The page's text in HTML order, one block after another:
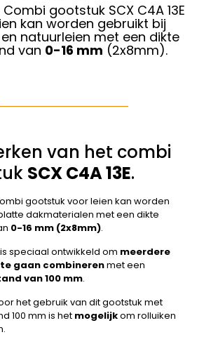
Combi gootstuk SCX C4A 13E
kan worden gebruikt bij
natuurleien met een dikte
van 0-16 mm (2x8mm).
van het combi
SCX C4A 13E.
gootstuk voor leien kan worden
dakmaterialen met een dikte
0-16 mm (2x8mm).
speciaal ontwikkeld om meerdere
gaan combinerenmet een
van 100 mm.
het gebruik van dit gootstuk met
100 mm is het mogelijkom rolluiken